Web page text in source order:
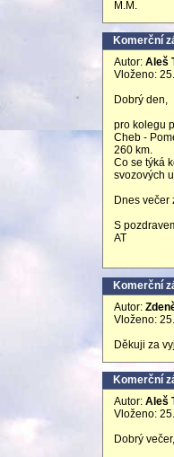
M.M.
Komerční
Autor: Aleš
Vloženo:
Dobrý den,
pro kolegu
Cheb -
260 km.
Co se týká
svozových
Dnes
S
AT
Komerční
Autor:
Vloženo:
Děkuji za
Komerční
Autor: Aleš
Vloženo:
Dobrý